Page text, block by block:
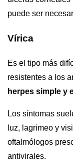
puede ser
Vírica
Es el tipo más
resistentes a los
herpes simple y
Los síntomas
luz, lagrimeo y
oftalmólogos
antivirales.